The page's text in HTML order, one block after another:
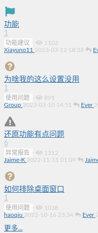
功能
1
功能建议 ·
1102
Xiayuno11 2023-03-12 18:38
为啥我的这么设置没用
1
使用问题 ·
891
Group 2023-03-10 14:51 Ever
还原功能有点问题
6
异常报告 ·
1312
Jaime-K 2022-11-11 01:09
如何排除桌面窗口
1
使用问题 ·
1038
haoqiu 2022-10-16 23:34 Ever
更多...